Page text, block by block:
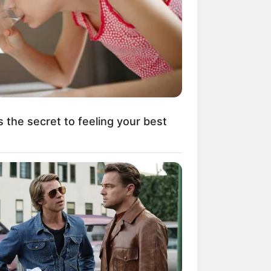
Ngakak, 10 Potret
Murah Pakai Bahan
Mainstream, 10 Cara
Barang Belanjaan
Warga Thailand
the secret to feeling your best